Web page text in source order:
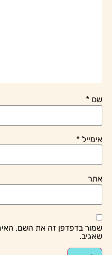
שם *
אימייל *
אתר
שמור בדפדפן זה את השם,
שאגיב.